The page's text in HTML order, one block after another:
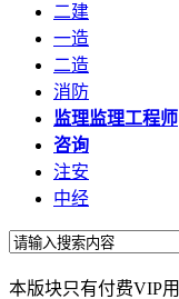
二建
一造
二造
消防
监理监理工程师
咨询
注安
中经
本版块只有付费VIP